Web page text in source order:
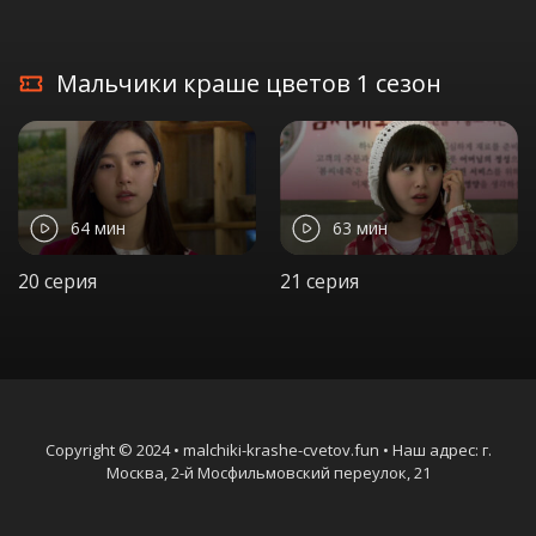
Мальчики краше цветов 1 сезон
64 мин
20 серия
63 мин
21 серия
Copyright © 2024 • malchiki-krashe-cvetov.fun • Наш адрес: г.
Москва, 2-й Мосфильмовский переулок, 21